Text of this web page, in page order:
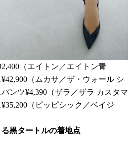
（エイトン／エイトン青
（ムカサ／ザ・ウォール シ
ンツ¥4,390（ザラ／ザラ カスタマ
（ピッピシック／ベイジ
黒タートルの着地点